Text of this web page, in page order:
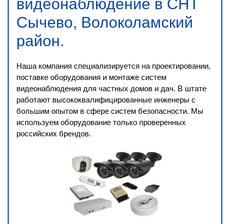
видеонаблюдение в СНТ
Сычево, Волоколамский
район.
Наша компания специализируется на проектировании,
поставке оборудования и монтаже систем
видеонаблюдения для частных домов и дач. В штате
работают высококвалифицированные инженеры с
большим опытом в сфере систем безопасности. Мы
используем оборудование только проверенных
российских брендов.